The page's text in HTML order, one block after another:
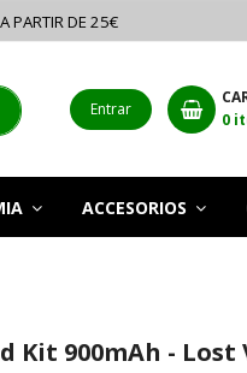
PARTIR DE 25€
Entrar
0
ACCESORIOS
Kit 900mAh - Lost